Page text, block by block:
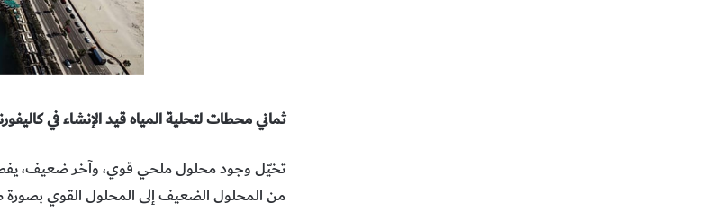
ثماني محطات لتحلية المياه قيد الإنشاء في
تخيّل وجود محلول ملحي قوي، وآخر ضعيف،
من المحلول الضعيف إلى المحلول القوي بصورة